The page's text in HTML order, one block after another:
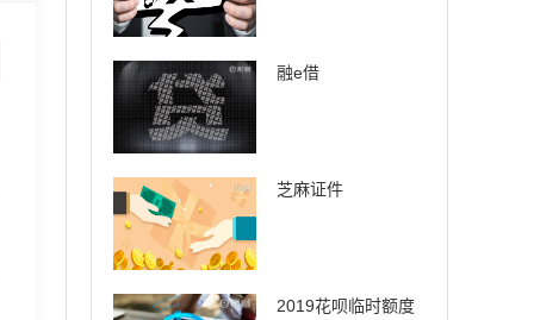
融e借
芝麻证件
2019花呗临时额度